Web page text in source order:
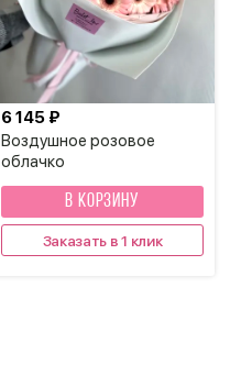
Воздушное розовое
облачко
6 145 ₽
В КОРЗИНУ
Заказать в 1 клик